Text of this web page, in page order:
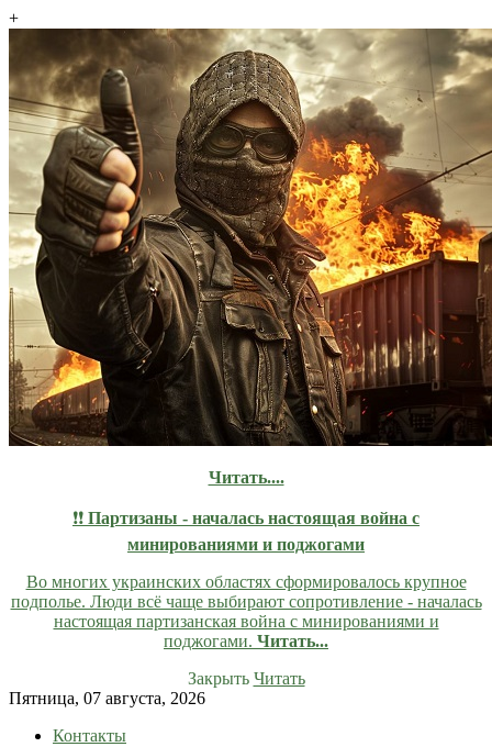
+
Читать....
❗❗ Партизаны - началась настоящая война с
минированиями и поджогами
Во многих украинских областях сформировалось крупное
подполье. Люди всё чаще выбирают сопротивление - началась
настоящая партизанская война с минированиями и
поджогами. Читать...
Закрыть Читать
Skip
content
Пятница, 07 августа, 2026
Контакты